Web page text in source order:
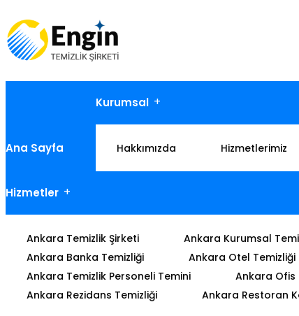
Ana Sayfa
Kurumsal
Hakkımızda Hizmetlerimiz
Hizmetler
Ankara Temizlik Şirketi Ankara Kurumsal
Ankara Banka Temizliği
Ankara Otel Temizliği
Ankara Temizlik Personeli Temini
Ankara Ofis
Ankara Rezidans Temizliği
Ankara Restoran